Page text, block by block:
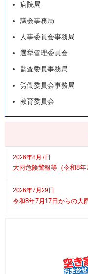
2026年8月7日
大雨危険警報等（令和8年
2026年7月29日
令和8年7月17日からの大
病院局
議会事務局
人事委員会事務局
選挙管理委員会
監査委員事務局
労働委員会事務局
教育委員会